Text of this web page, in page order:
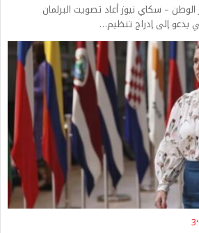
الوطن – سكاي نيوز أعاد تصويت البرلمان
يدعو إلى إدراج تنظيم…